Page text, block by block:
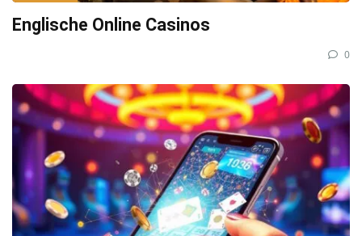
Englische Online Casinos
0